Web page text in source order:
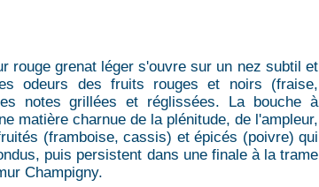
rouge grenat léger s'ouvre sur un nez subtil et
odeurs des fruits rouges et noirs (fraise,
notes grillées et réglissées. La bouche à
matière charnue de la plénitude, de l'ampleur,
(framboise, cassis) et épicés (poivre) qui
puis persistent dans une finale à la trame
Champigny.